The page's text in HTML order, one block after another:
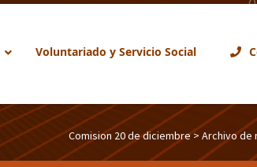
Voluntariado y Servicio Social
Comision 20 de diciembre> Archivo de